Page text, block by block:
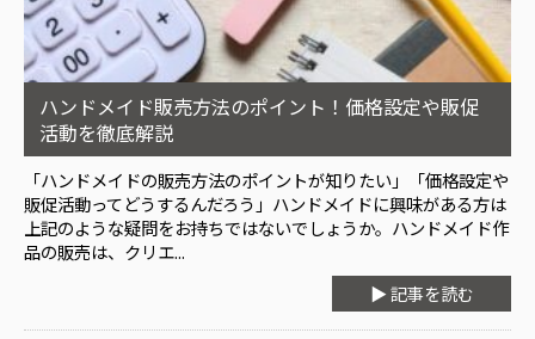
ハンドメイド販売方法のポイント！価格設定や販促
活動を徹底解説
「ハンドメイドの販売方法のポイントが知りたい」「価格設定や
販促活動ってどうするんだろう」ハンドメイドに興味がある方は
上記のような疑問をお持ちではないでしょうか。ハンドメイド作
品の販売は、クリエ...
▶ 記事を読む